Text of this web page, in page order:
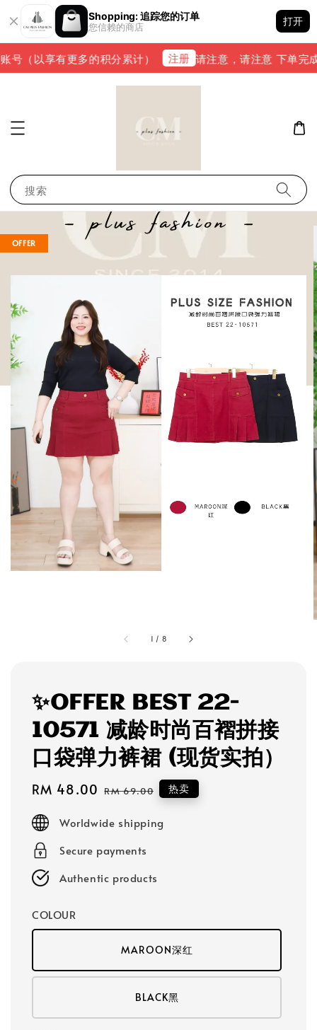
Shopping: 追踪您的订单
您信赖的商店
打开
（以享有更多的积分累计） 注册 请注意，请注意 下单完
搜索
1 / 8
OFFER
✨OFFER BEST 22-
10571 减龄时尚百褶拼接
口袋弹力裤裙 (现货实拍）
Sale
RM 48.00 Regular
RM 69.00 热卖
Worldwide shipping
Secure payments
Authentic products
COLOUR
MAROON深红
BLACK黑